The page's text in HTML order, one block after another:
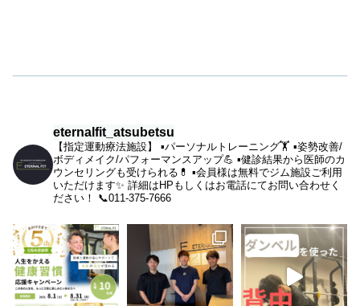
eternalfit_atsubetsu
【指定運動療法施設】 ▪︎パーソナルトレーニング🏋️ ▪︎姿勢改善/
ボディメイク/パフォーマンスアップ💪 ▪︎健診結果から医師のカ
ウンセリングも受けられる💊 ▪︎会員様は無料でジム施設ご利用
いただけます✨ 詳細はHPもしくはお電話にてお問い合わせく
ださい！
📞011-375-7666